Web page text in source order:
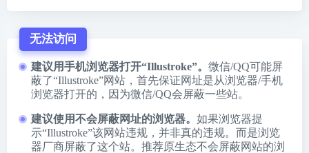
无法访问
建议用手机浏览器打开“Illustroke”。 微信/QQ可能屏
蔽了“Illustroke”网站，首先保证网址是从浏览器/手机
浏览器打开的，因为微信/QQ会屏蔽一些站。
建议使用不会屏蔽网址的浏览器。 如果浏览器提
示“Illustroke”该网站违规，并非真的违规。而是浏览
器厂商屏蔽了这个站。推荐原生态不会屏蔽网站的浏